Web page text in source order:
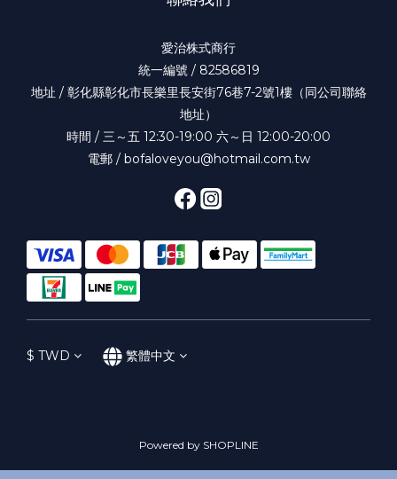
愛治株式商行
統一編號 / 82586819
地址 / 彰化縣彰化市長樂里長安街76巷7-2號1樓（同公司聯絡
地址）
時間 / 三～五 12:30-19:00 六～日 12:00-20:00
電郵 / bofaloveyou@hotmail.com.tw
$ TWD 繁體中文
Powered by SHOPLINE